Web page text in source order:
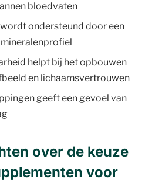
bloedvaten
ondersteund door een
helpt bij het opbouwen
en lichaamsvertrouwen
geeft een gevoel van
over de keuze
voor